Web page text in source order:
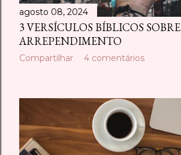
agosto 08, 2024
3 VERSÍCULOS BÍBLICOS SOBRE
ARREPENDIMENTO
Compartilhar 4 comentários